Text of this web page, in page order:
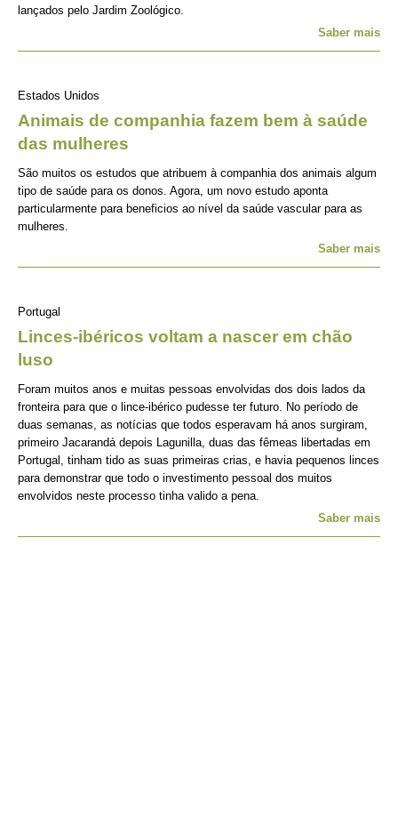
lançados pelo Jardim Zoológico.
Saber mais
Estados Unidos
Animais de companhia fazem bem à saúde
das mulheres
São muitos os estudos que atribuem à companhia dos animais algum
tipo de saúde para os donos. Agora, um novo estudo aponta
particularmente para beneficios ao nível da saúde vascular para as
mulheres.
Saber mais
Portugal
Linces-ibéricos voltam a nascer em chão
luso
Foram muitos anos e muitas pessoas envolvidas dos dois lados da
fronteira para que o lince-ibérico pudesse ter futuro. No período de
duas semanas, as notícias que todos esperavam há anos surgiram,
primeiro Jacarandá depois Lagunilla, duas das fêmeas libertadas em
Portugal, tinham tido as suas primeiras crias, e havia pequenos linces
para demonstrar que todo o investimento pessoal dos muitos
envolvidos neste processo tinha valido a pena.
Saber mais